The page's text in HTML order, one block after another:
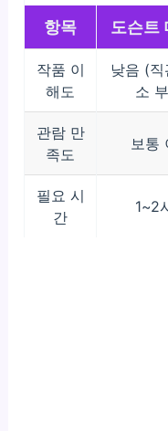
항목 도슨트
작품 이
해도
낮음 (직
소
관람 만
족도
보통
필요 시
간
1~2